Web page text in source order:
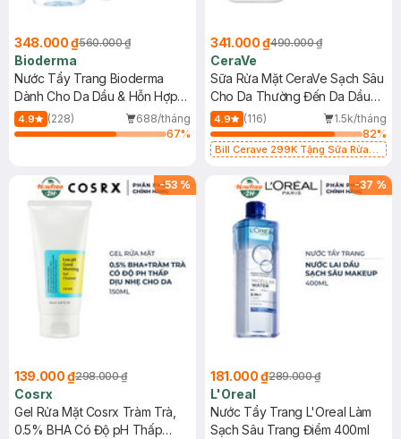
348.000 ₫560.000 ₫
Bioderma
Nước Tẩy Trang Bioderma
Dành Cho Da Dầu & Hỗn Hợp
500ml
4.9 (228)
688/tháng
67%
341.000 ₫490.000 ₫
CeraVe
Sữa Rửa Mặt CeraVe Sạch Sâu
Cho Da Thường Đến Da Dầu
473ml
4.9 (116)
1.5k/tháng
82%
Bill Cerave 299K Tặng Sữa Rửa
-53 %
139.000 ₫298.000 ₫
Cosrx
Gel Rửa Mặt Cosrx Tràm Trà,
0.5% BHA Có Độ pH Thấp
-37 %
181.000 ₫289.000 ₫
L'Oreal
Nước Tẩy Trang L'Oreal Làm
Sạch Sâu Trang Điểm 400ml